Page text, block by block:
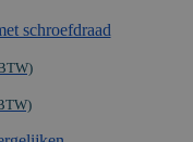
schroefdraad